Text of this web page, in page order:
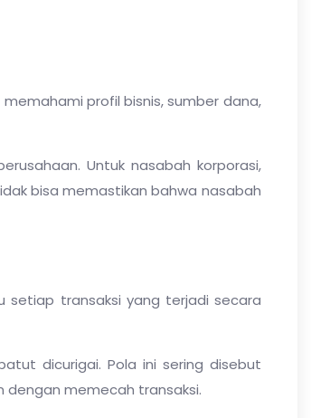
profil bisnis, sumber dana,
Untuk nasabah korporasi,
bisa memastikan bahwa nasabah
setiap transaksi yang terjadi secara
dicurigai. Pola ini sering disebut
dengan memecah transaksi.